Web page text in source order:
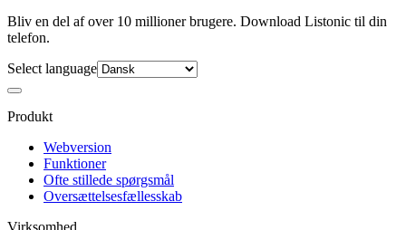
Bliv en del af over 10 millioner brugere. Download Listonic til din
telefon.
Select language
Produkt
Webversion
Funktioner
Ofte stillede spørgsmål
Oversættelsesfællesskab